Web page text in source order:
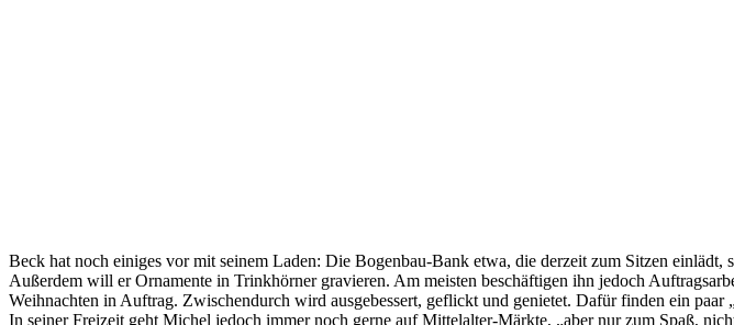
Beck hat noch einiges vor mit seinem Laden: Die Bogenbau-Bank etwa, die derzeit zum Sitzen
Außerdem will er Ornamente in Trinkhörner gravieren. Am meisten beschäftigen ihn jedoch
Weihnachten in Auftrag. Zwischendurch wird ausgebessert, geflickt und genietet. Dafür finden ein paar
In seiner Freizeit geht Michel jedoch immer noch gerne auf Mittelalter-Märkte, „aber nur zum Spaß,